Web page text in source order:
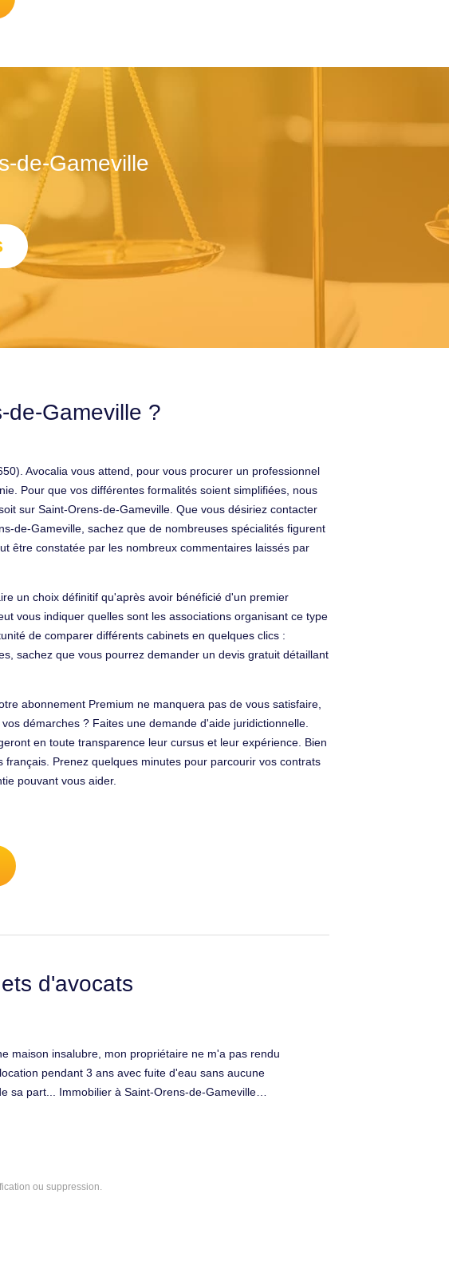
de-Gameville
de-Gameville ?
Avocalia vous attend, pour vous procurer un professionnel
Pour que vos différentes formalités soient simplifiées, nous
sur Saint-Orens-de-Gameville. Que vous désiriez contacter
de-Gameville, sachez que de nombreuses spécialités figurent
être constatée par les nombreux commentaires laissés par
un choix définitif qu'après avoir bénéficié d'un premier
vous indiquer quelles sont les associations organisant ce type
de comparer différents cabinets en quelques clics :
sachez que vous pourrez demander un devis gratuit détaillant
abonnement Premium ne manquera pas de vous satisfaire,
démarches ? Faites une demande d'aide juridictionnelle.
en toute transparence leur cursus et leur expérience. Bien
Prenez quelques minutes pour parcourir vos contrats
pouvant vous aider.
d'avocats
maison insalubre, mon propriétaire ne m'a pas rendu
pendant 3 ans avec fuite d'eau sans aucune
sa part... Immobilier à Saint-Orens-de-Gameville
ou suppression.